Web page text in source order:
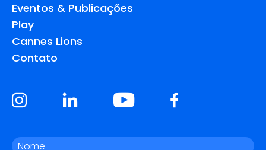
Eventos & Publicações
Play
Cannes Lions
Contato